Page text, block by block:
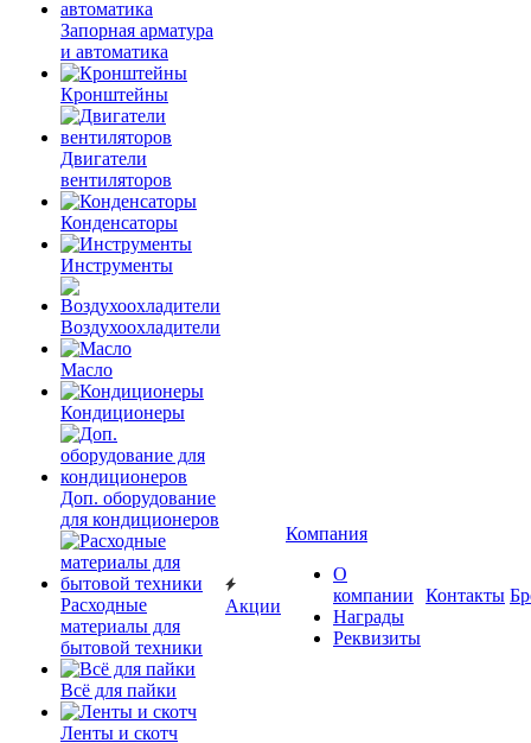
Запорная арматура
и автоматика
Кронштейны
Двигатели
вентиляторов
Конденсаторы
Инструменты
Воздухоохладители
Масло
Кондиционеры
Доп. оборудование
для кондиционеров
Расходные
материалы для
бытовой техники
Всё для пайки
Ленты и скотч
Акции
Компания
О
компании
Награды
Реквизиты
Контакты